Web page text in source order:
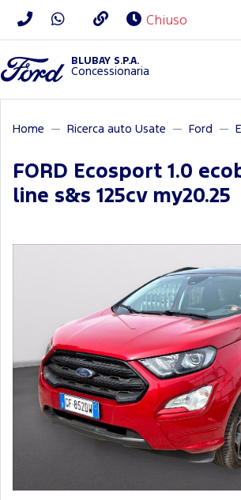
Chiuso
BLUBAY S.P.A.
Concessionaria
Home Ricerca auto Usate Ford
FORD Ecosport 1.0
line s&s 125cv my20.25